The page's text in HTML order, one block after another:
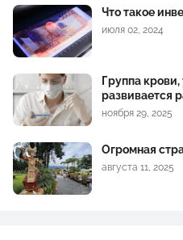
Что такое
июля 02, 2024
Группа
развивается
ноября 29, 2025
Огромная
августа 11, 2025